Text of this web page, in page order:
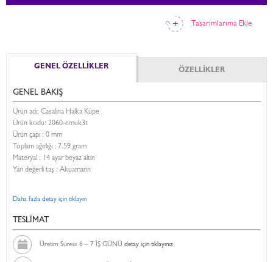
Tasarımlarıma Ekle
GENEL ÖZELLİKLER ÖZELLİKLER
GENEL BAKIŞ
Ürün adı: Casalina Halka Küpe
Ürün kodu: 2060-emuk3t
Ürün çapı : 0 mm
Toplam ağırlığı : 7.59 gram
Materyal : 14 ayar beyaz altın
Yarı değerli taş : Akuamarin
Daha fazla detay için tıklayın
TESLİMAT
Üretim Süresi: 6 – 7 İŞ GÜNÜ detay için tıklayınız